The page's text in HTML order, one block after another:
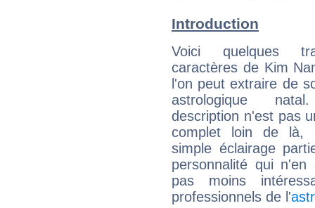
Introduction
Voici quelques
caractères de Kim
l'on peut extraire de
astrologique
description n'est pas
complet loin de là,
simple éclairage
personnalité qui n'en
pas moins
professionnels de l'